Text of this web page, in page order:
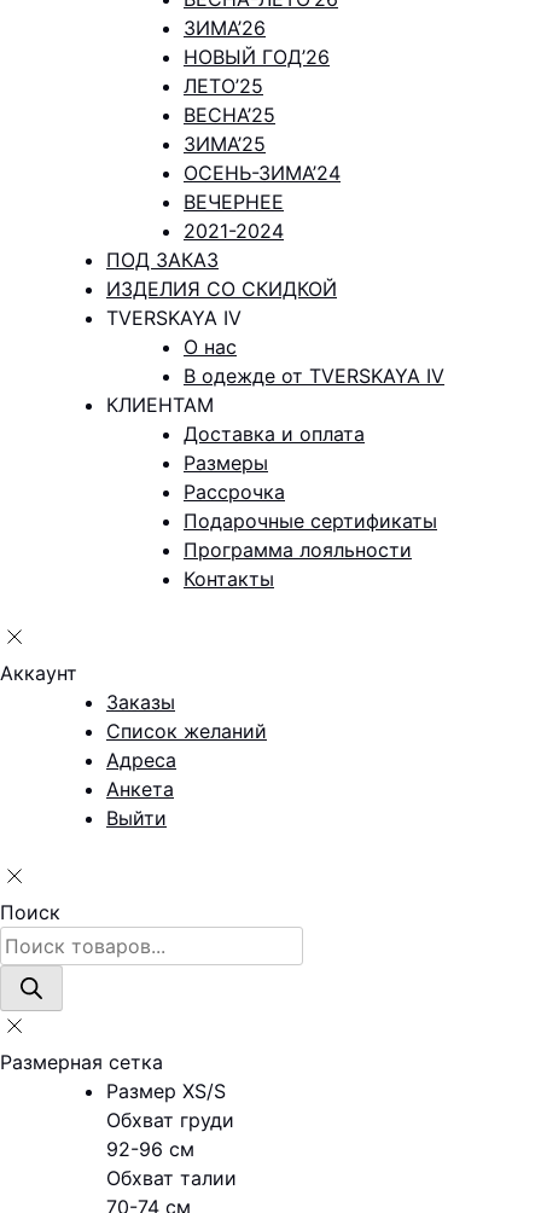
ЗИМА’26
НОВЫЙ ГОД’26
ЛЕТО’25
ВЕСНА’25
ЗИМА’25
ОСЕНЬ-ЗИМА’24
ВЕЧЕРНЕЕ
2021-2024
ПОД ЗАКАЗ
ИЗДЕЛИЯ СО СКИДКОЙ
TVERSKAYA IV
О нас
В одежде от TVERSKAYA IV
КЛИЕНТАМ
Доставка и оплата
Размеры
Рассрочка
Подарочные сертификаты
Программа лояльности
Контакты
Аккаунт
Заказы
Список желаний
Адреса
Анкета
Выйти
Поиск
Поиск
товаров
Размерная сетка
Размер XS/S
Обхват груди
92-96 см
Обхват талии
70-74 см